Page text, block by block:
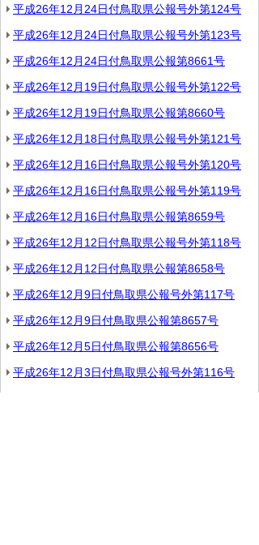
平成26年12月24日付鳥取県公報号外第124号
平成26年12月24日付鳥取県公報号外第123号
平成26年12月24日付鳥取県公報第8661号
平成26年12月19日付鳥取県公報号外第122号
平成26年12月19日付鳥取県公報第8660号
平成26年12月18日付鳥取県公報号外第121号
平成26年12月16日付鳥取県公報号外第120号
平成26年12月16日付鳥取県公報号外第119号
平成26年12月16日付鳥取県公報第8659号
平成26年12月12日付鳥取県公報号外第118号
平成26年12月12日付鳥取県公報第8658号
平成26年12月9日付鳥取県公報号外第117号
平成26年12月9日付鳥取県公報第8657号
平成26年12月5日付鳥取県公報第8656号
平成26年12月3日付鳥取県公報号外第116号